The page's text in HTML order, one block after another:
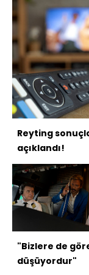
Reyting
açıklandı!
"Bizlere de
düşüyordur"